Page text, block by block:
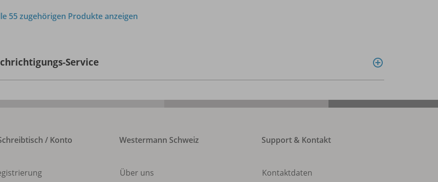
55 zugehörigen Produkte anzeigen
Service
/ Konto Westermann Schweiz
Über uns
Support & Kontakt
Kontaktdaten